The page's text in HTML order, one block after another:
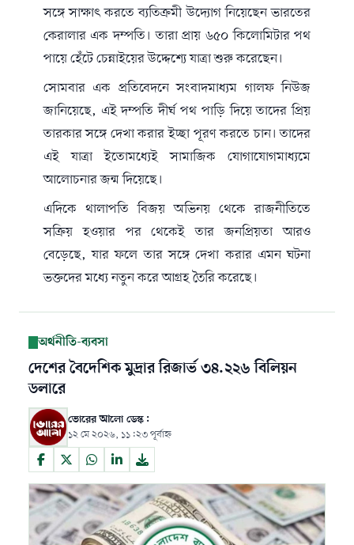
সঙ্গে সাক্ষাৎ করতে ব্যতিক্রমী উদ্যোগ নিয়েছেন ভারতের
কেরালার এক দম্পতি। তারা প্রায় ৬৫০ কিলোমিটার পথ
পায়ে হেঁটে চেন্নাইয়ের উদ্দেশ্যে যাত্রা শুরু করেছেন।
সোমবার এক প্রতিবেদনে সংবাদমাধ্যম গালফ নিউজ
জানিয়েছে, এই দম্পতি দীর্ঘ পথ পাড়ি দিয়ে তাদের প্রিয়
তারকার সঙ্গে দেখা করার ইচ্ছা পূরণ করতে চান। তাদের
এই যাত্রা ইতোমধ্যেই সামাজিক যোগাযোগমাধ্যমে
আলোচনার জন্ম দিয়েছে।
এদিকে থালাপতি বিজয় অভিনয় থেকে রাজনীতিতে
সক্রিয় হওয়ার পর থেকেই তার জনপ্রিয়তা আরও
বেড়েছে, যার ফলে তার সঙ্গে দেখা করার এমন ঘটনা
ভক্তদের মধ্যে নতুন করে আগ্রহ তৈরি করেছে।
অর্থনীতি-ব্যবসা
দেশের বৈদেশিক মুদ্রার রিজার্ভ ৩৪.২২৬ বিলিয়ন
ডলারে
ভোরের আলো ডেস্ক:
১২ মে ২০২৬, ১১:২৩ পূর্বাহ্ন